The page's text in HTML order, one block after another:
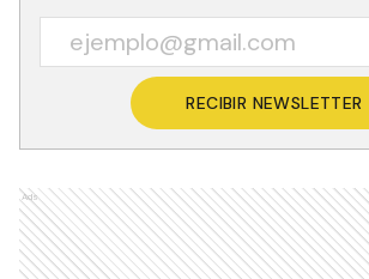
RECIBIR NEWSLETTER
Ads